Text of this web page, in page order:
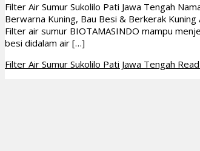
Filter Air Sumur Sukolilo Pati Jawa Tengah
Berwarna Kuning, Bau Besi & Berkerak
Filter air sumur BIOTAMASINDO mampu
besi didalam air […]
Filter Air Sumur Sukolilo Pati Jawa Tengah